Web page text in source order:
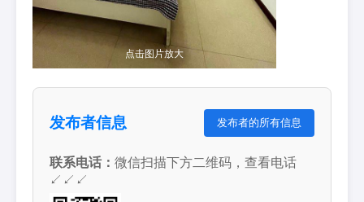
点击图片放大
发布者信息 发布者的所有信息
联系电话： 微信扫描下方二维码，查看电话
↙↙↙